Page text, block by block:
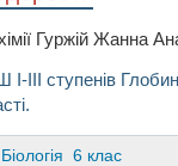
Гуржій Жанна
ІІІ ступенів
Біологія 6 клас